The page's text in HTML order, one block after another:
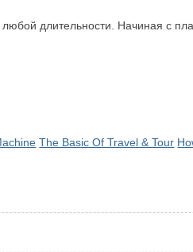
любой длительности. Начиная с
The Basic Of Travel & Tour